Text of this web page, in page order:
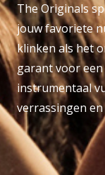
The Originals
jouw favoriete
klinken als het
garant voor
instrumentaal
verrassingen